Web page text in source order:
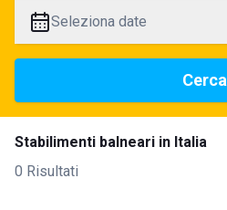
Seleziona date
Cerca
Stabilimenti balneari in Italia
0 Risultati